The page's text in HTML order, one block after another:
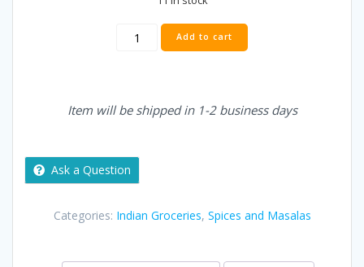
MDH
Chana
Add to cart
Item will be shipped in 1-2 business days
Ask a Question
Categories: Indian Groceries, Spices and Masalas